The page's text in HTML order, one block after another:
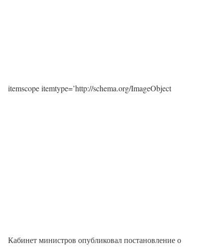
itemscope itemtype=’http://schema.org/ImageObject
Кабинет министров опубликовал постановление о